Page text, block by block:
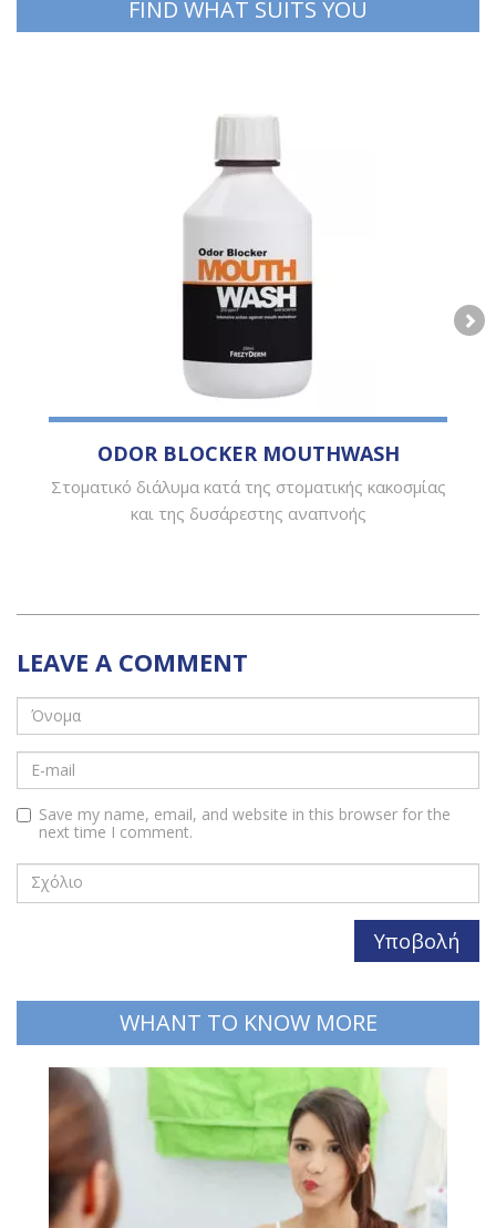
FIND WHAT SUITS YOU
ODOR BLOCKER MOUTHWASH
Στοματικό διάλυμα κατά της στοματικής κακοσμίας
και της δυσάρεστης αναπνοής
LEAVE A COMMENT
Save my name, email, and website in this browser for the
next time I comment.
WHANT TO KNOW MORE